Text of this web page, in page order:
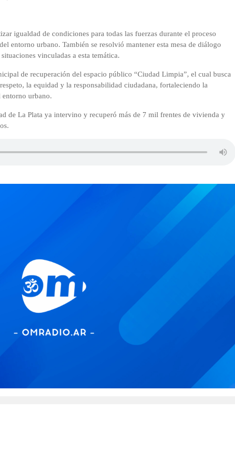
igualdad de condiciones para todas las fuerzas durante el proceso
entorno urbano. También se resolvió mantener esta mesa de diálogo
vinculadas a esta temática.
de recuperación del espacio público “Ciudad Limpia”, el cual busca
la equidad y la responsabilidad ciudadana, fortaleciendo la
urbano.
de La Plata ya intervino y recuperó más de 7 mil frentes de vivienda y